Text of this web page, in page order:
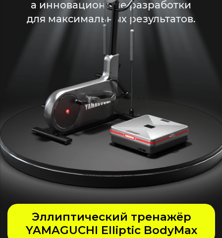
а инновационныеразработки
для максимальных результатов.
Умный велотренажер
Yamaguchi Fitness Bike